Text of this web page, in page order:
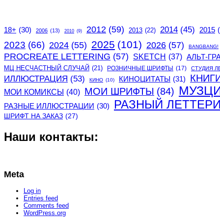
18+ (30) 2006 (13) 2010 (9) 2012 (59) 2013 (22) 2014 (45) 2015
2023 (66) 2024 (55) 2025 (101) 2026 (57) BANGBANG!
PROCREATE LETTERING (57) SKETCH (37) АЛЬТ-
МЦ НЕСЧАСТНЫЙ СЛУЧАЙ (21) РОЗНИЧНЫЕ ШРИФТЫ (17) СТУДИЯ
ИЛЛЮСТРАЦИЯ (53) КИНО (10) КИНОЦИТАТЫ (31)
МОИ КОМИКСЫ (40) МОИ ШРИФТЫ (84)
РАЗНЫЕ ИЛЛЮСТРАЦИИ (30) РАЗНЫЙ
ШРИФТ НА ЗАКАЗ (27)
Наши контакты:
Meta
Log in
Entries feed
Comments feed
WordPress.org